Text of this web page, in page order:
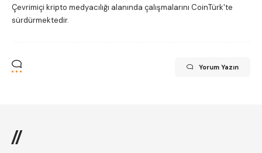
Çevrimiçi kripto medyacılığı alanında çalışmalarını CoinTürk'te
sürdürmektedir.
Yorum Yazın
//